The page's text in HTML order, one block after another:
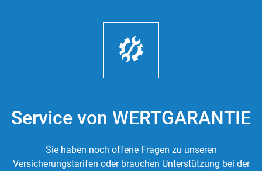
Service von WERTGARANTIE
Sie haben noch offene Fragen zu unseren
Versicherungstarifen oder brauchen Unterstützung bei der